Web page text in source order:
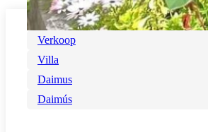
Verkoop
Villa
Daimus
Daimús